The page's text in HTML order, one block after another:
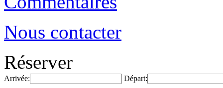
Nous contacter
Réserver
Arrivée: Départ: